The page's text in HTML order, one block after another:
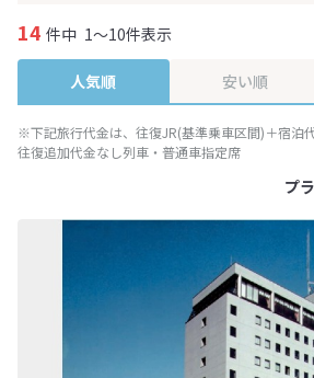
14 件中 1～10件表示
人気順 安い順
※下記旅行代金は、往復JR(基準乗車区間)＋宿泊代
往復追加代金なし列車・普通車指定席
プ